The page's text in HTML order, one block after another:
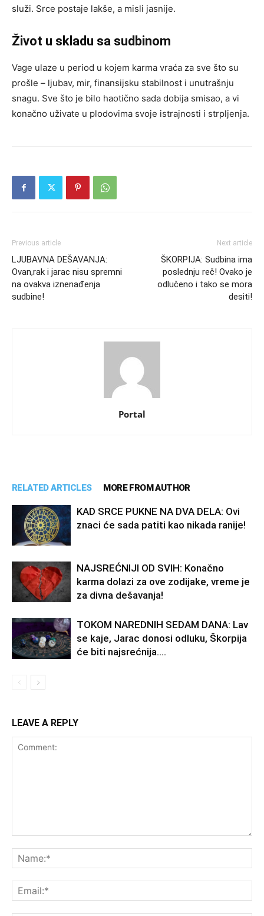
služi. Srce postaje lakše, a misli jasnije.
Život u skladu sa sudbinom
Vage ulaze u period u kojem karma vraća za sve što su
prošle – ljubav, mir, finansijsku stabilnost i unutrašnju
snagu. Sve što je bilo haotično sada dobija smisao, a vi
konačno uživate u plodovima svoje istrajnosti i strpljenja.
Previous article
LJUBAVNA DEŠAVANJA:
Ovan,rak i jarac nisu spremni
na ovakva iznenađenja
sudbine!
Next article
ŠKORPIJA: Sudbina ima
poslednju reč! Ovako je
odlučeno i tako se mora
desiti!
Portal
RELATED ARTICLES MORE FROM AUTHOR
KAD SRCE PUKNE NA DVA DELA: Ovi
znaci će sada patiti kao nikada ranije!
NAJSREĆNIJI OD SVIH: Konačno
karma dolazi za ove zodijake, vreme je
za divna dešavanja!
TOKOM NAREDNIH SEDAM DANA: Lav
se kaje, Jarac donosi odluku, Škorpija
će biti najsrećnija….
LEAVE A REPLY